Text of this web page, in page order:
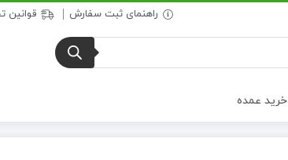
راهنمای ثبت سفارش قوانین
خرید عمده